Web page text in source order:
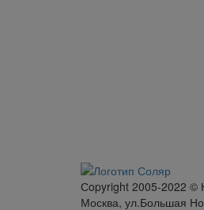
Сopyright 2005-2022 ©
Москва, ул.Большая